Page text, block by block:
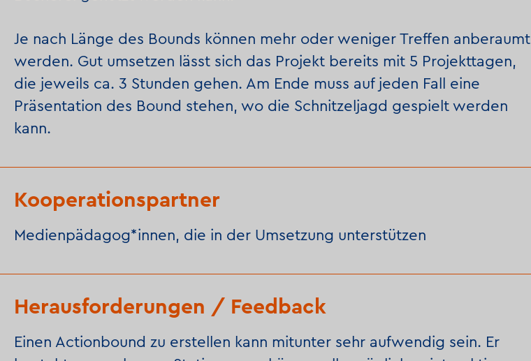
Je nach Länge des Bounds können mehr oder weniger Treffen anberaumt
werden. Gut umsetzen lässt sich das Projekt bereits mit 5 Projekttagen,
die jeweils ca. 3 Stunden gehen. Am Ende muss auf jeden Fall eine
Präsentation des Bound stehen, wo die Schnitzeljagd gespielt werden
kann.
Kooperationspartner
Medienpädagog*innen, die in der Umsetzung unterstützen
Herausforderungen / Feedback
Einen Actionbound zu erstellen kann mitunter sehr aufwendig sein. Er